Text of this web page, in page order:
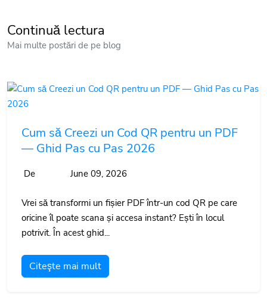
Continuă lectura
Mai multe postări de pe blog
Cum să Creezi un Cod QR pentru un PDF
— Ghid Pas cu Pas 2026
De June 09, 2026
Vrei să transformi un fișier PDF într-un cod QR pe care
oricine îl poate scana și accesa instant? Ești în locul
potrivit. În acest ghid...
Citeşte mai mult